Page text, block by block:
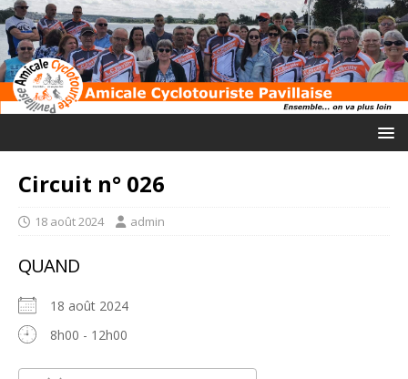
Circuit n° 026
18 août 2024 admin
QUAND
18 août 2024
8h00 - 12h00